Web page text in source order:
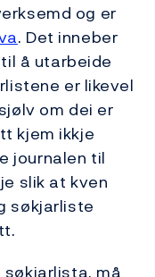
og er
. Det inneber
å utarbeide
er likevel
om dei er
kjem ikkje
journalen til
slik at kven
søkjarliste